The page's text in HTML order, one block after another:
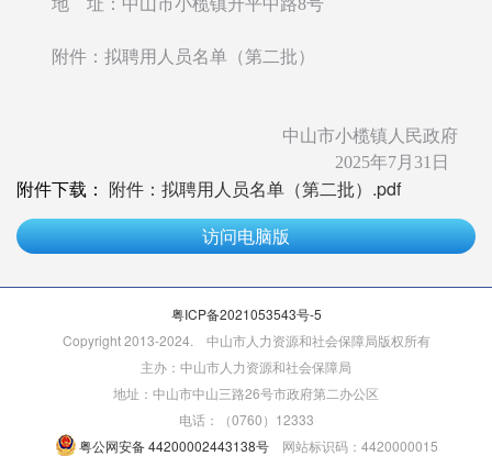
地 址：中山市小榄镇升平中路8号
附件：拟聘用人员名单（第二批）
中山市小榄镇人民政府
2025年7月31日
附件下载： 附件：拟聘用人员名单（第二批）.pdf
访问电脑版
粤ICP备2021053543号-5
Copyright 2013-2024. 中山市人力资源和社会保障局版权所有
主办：中山市人力资源和社会保障局
地址：中山市中山三路26号市政府第二办公区
电话：（0760）12333
粤公网安备 44200002443138号
网站标识码：4420000015